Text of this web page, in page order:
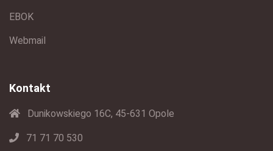
EBOK
Webmail
Kontakt
Dunikowskiego 16C, 45-631 Opole
71 71 70 530